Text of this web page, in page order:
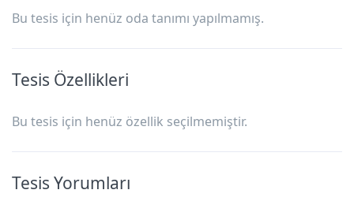
Bu tesis için henüz oda tanımı yapılmamış.
Tesis Özellikleri
Bu tesis için henüz özellik seçilmemiştir.
Tesis Yorumları